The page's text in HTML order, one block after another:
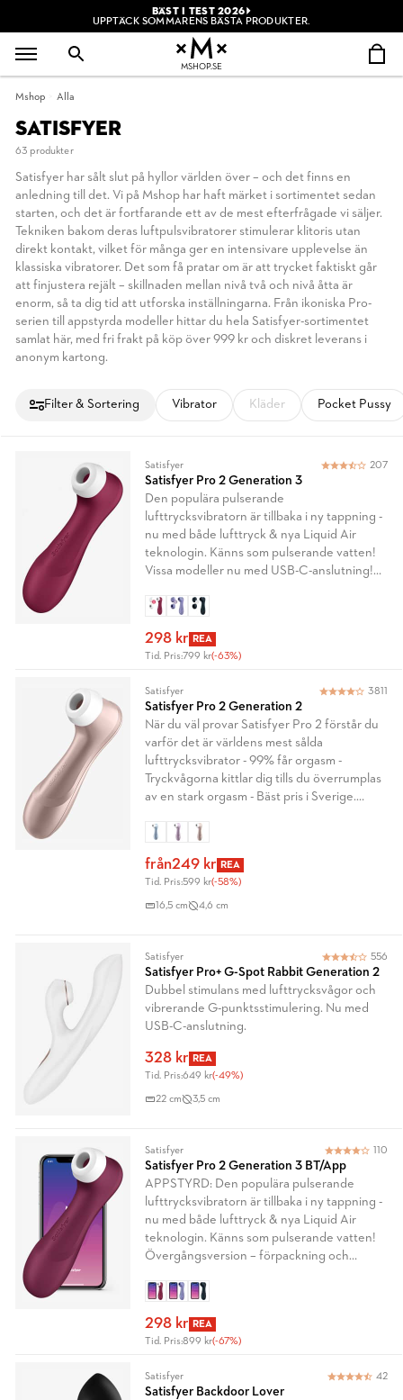
BÄST I TEST 2026
UPPTÄCK SOMMARENS BÄSTA PRODUKTER.
MSHOP.SE
Mshop Alla
SATISFYER
63 produkter
Satisfyer har sålt slut på hyllor världen över – och det finns en
anledning till det. Vi på Mshop har haft märket i sortimentet sedan
starten, och det är fortfarande ett av de mest efterfrågade vi säljer.
Tekniken bakom deras luftpulsvibratorer stimulerar klitoris utan
direkt kontakt, vilket för många ger en intensivare upplevelse än
klassiska vibratorer. Det som få pratar om är att trycket faktiskt går
att finjustera rejält – skillnaden mellan nivå två och nivå åtta är
enorm, så ta dig tid att utforska inställningarna. Från ikoniska Pro-
serien till appstyrda modeller hittar du hela Satisfyer-sortimentet
samlat här, med fri frakt på köp över 999 kr och diskret leverans i
anonym kartong.
Filter & Sortering Vibrator Kläder Pocket Pussy
207
Satisfyer
Satisfyer Pro 2 Generation 3
Den populära pulserande
lufttrycksvibratorn är tillbaka i ny tappning -
nu med både lufttryck & nya Liquid Air
teknologin. Känns som pulserande vatten!
Vissa modeller nu med USB-C-anslutning!
tillbehör kan variera.
298 kr REA
Tid. Pris:799 kr(-63%)
3811
Satisfyer
Satisfyer Pro 2 Generation 2
När du väl provar Satisfyer Pro 2 förstår du
varför det är världens mest sålda
lufttrycksvibrator - 99% får orgasm -
Tryckvågorna kittlar dig tills du överrumplas
av en stark orgasm - Bäst pris i Sverige.
tillbehör kan
från249 kr REA
Tid. Pris:599 kr(-58%)
16,5 cm 4,6 cm
556
Satisfyer
Satisfyer Pro+ G-Spot Rabbit Generation 2
Dubbel stimulans med lufttrycksvågor och
vibrerande G-punktsstimulering. Nu med
USB-C-anslutning.
328 kr REA
Tid. Pris:649 kr(-49%)
22 cm 3,5 cm
110
Satisfyer
Satisfyer Pro 2 Generation 3 BT/App
APPSTYRD: Den populära pulserande
lufttrycksvibratorn är tillbaka i ny tappning -
nu med både lufttryck & nya Liquid Air
teknologin. Känns som pulserande vatten!
Övergångsversion – förpackning och
298 kr REA
Tid. Pris:899 kr(-67%)
42
Satisfyer
Satisfyer Backdoor Lover